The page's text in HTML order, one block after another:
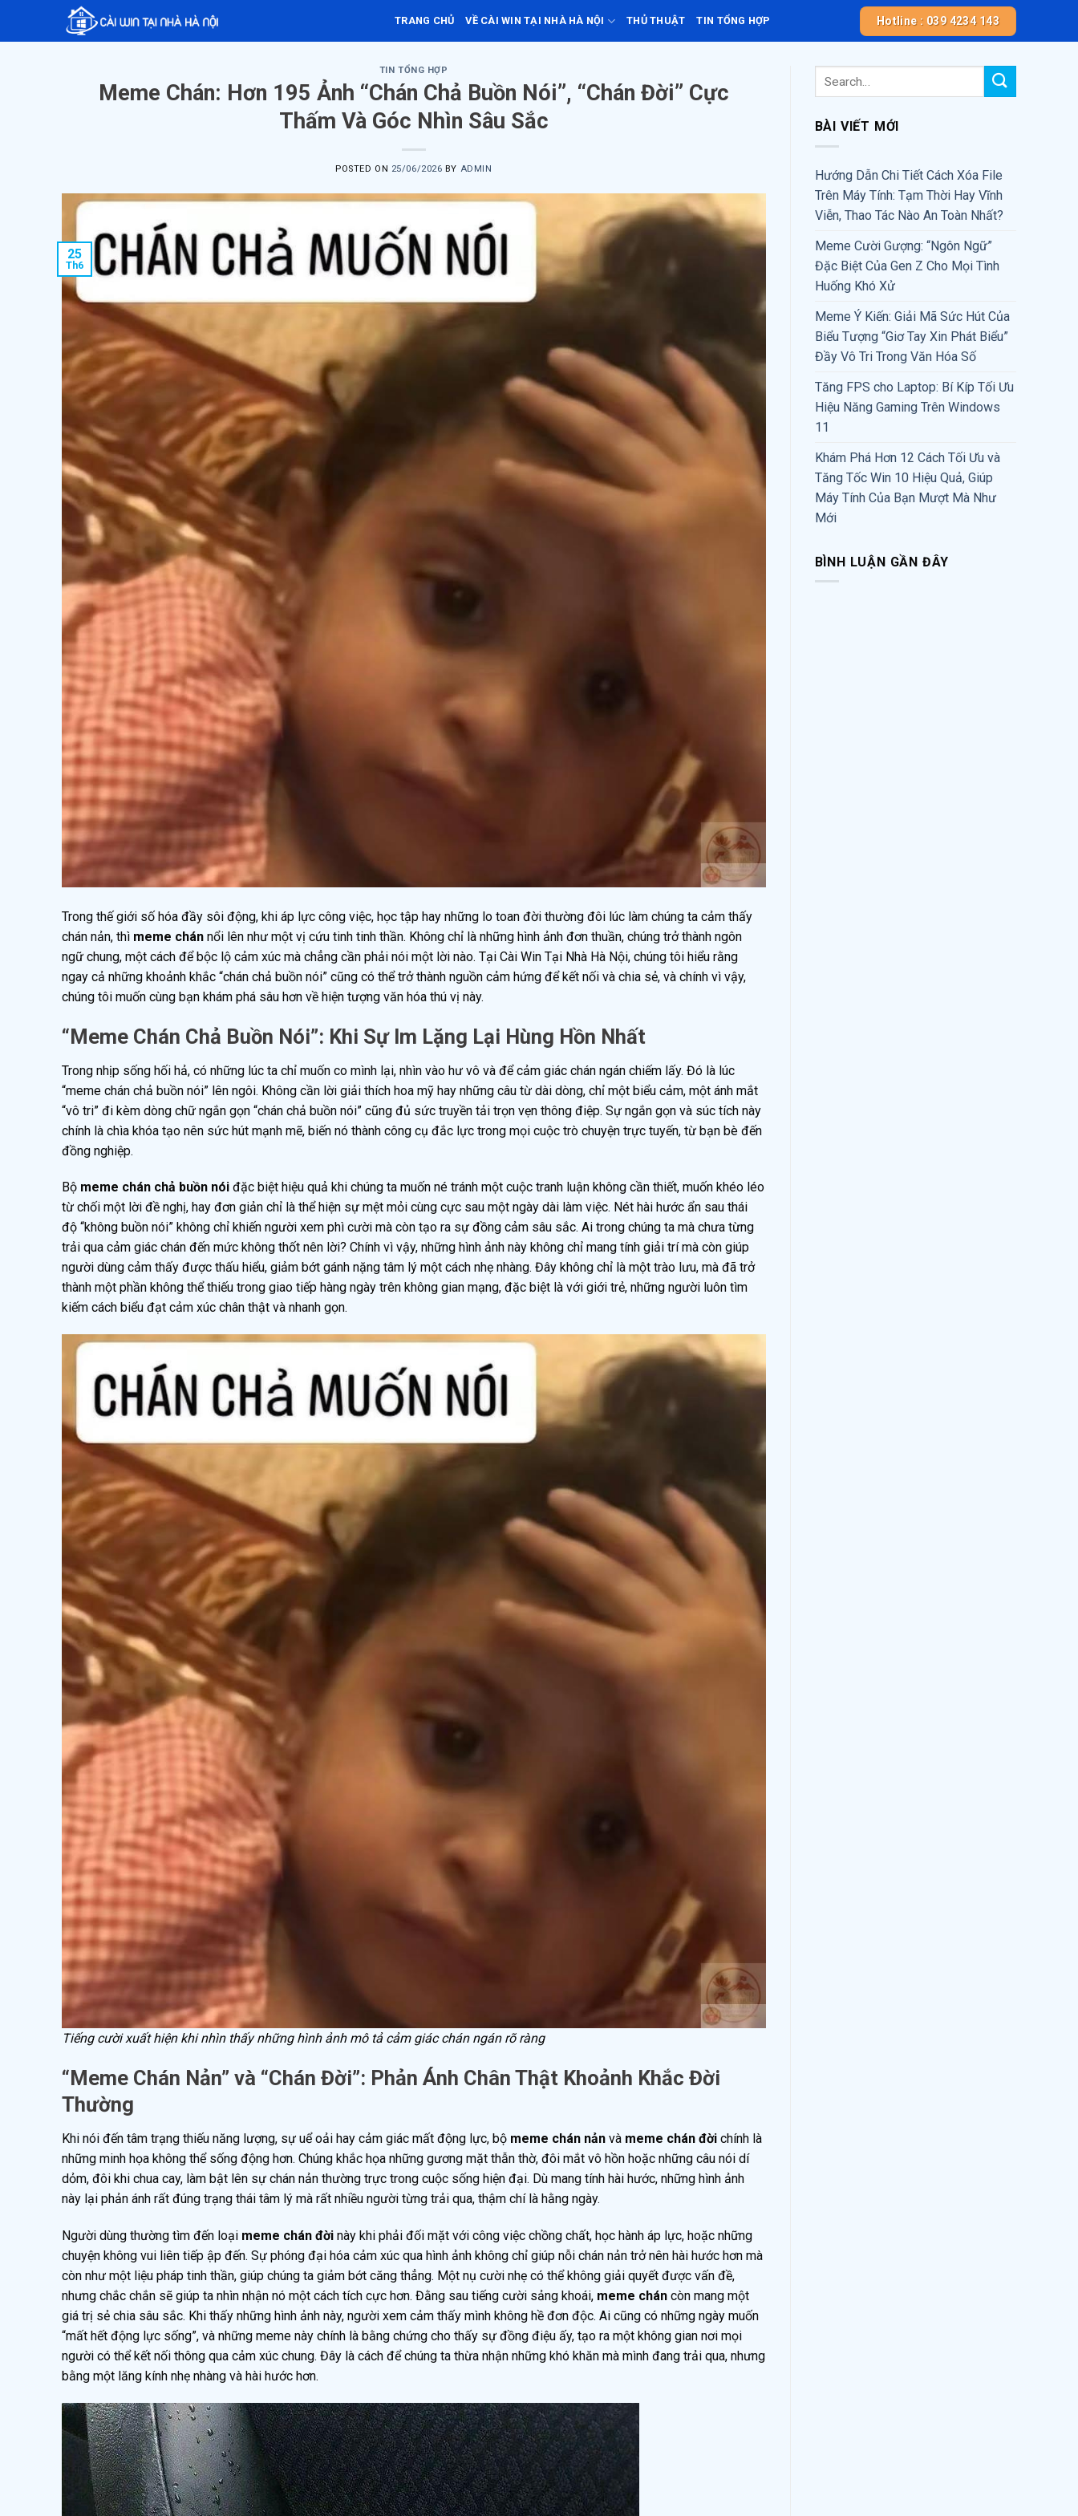
TRANG CHỦ VỀ CÀI WIN TẠI NHÀ HÀ NỘI THỦ THUẬT TIN TỔNG HỢP Hotline : 039 4234 143
TIN TỔNG HỢP
Meme Chán: Hơn 195 Ảnh “Chán Chả Buồn Nói”, “Chán Đời” Cực
Thấm Và Góc Nhìn Sâu Sắc
POSTED ON 25/06/2026 BY ADMIN
25
Th6
Trong thế giới số hóa đầy sôi động, khi áp lực công việc, học tập hay những lo toan đời thường đôi lúc làm chúng ta cảm thấy
chán nản, thì meme chán nổi lên như một vị cứu tinh tinh thần. Không chỉ là những hình ảnh đơn thuần, chúng trở thành ngôn
ngữ chung, một cách để bộc lộ cảm xúc mà chẳng cần phải nói một lời nào. Tại Cài Win Tại Nhà Hà Nội, chúng tôi hiểu rằng
ngay cả những khoảnh khắc “chán chả buồn nói” cũng có thể trở thành nguồn cảm hứng để kết nối và chia sẻ, và chính vì vậy,
chúng tôi muốn cùng bạn khám phá sâu hơn về hiện tượng văn hóa thú vị này.
“Meme Chán Chả Buồn Nói”: Khi Sự Im Lặng Lại Hùng Hồn Nhất
Trong nhịp sống hối hả, có những lúc ta chỉ muốn co mình lại, nhìn vào hư vô và để cảm giác chán ngán chiếm lấy. Đó là lúc
“meme chán chả buồn nói” lên ngôi. Không cần lời giải thích hoa mỹ hay những câu từ dài dòng, chỉ một biểu cảm, một ánh mắt
“vô tri” đi kèm dòng chữ ngắn gọn “chán chả buồn nói” cũng đủ sức truyền tải trọn vẹn thông điệp. Sự ngắn gọn và súc tích này
chính là chìa khóa tạo nên sức hút mạnh mẽ, biến nó thành công cụ đắc lực trong mọi cuộc trò chuyện trực tuyến, từ bạn bè đến
đồng nghiệp.
Bộ meme chán chả buồn nói đặc biệt hiệu quả khi chúng ta muốn né tránh một cuộc tranh luận không cần thiết, muốn khéo léo
từ chối một lời đề nghị, hay đơn giản chỉ là thể hiện sự mệt mỏi cùng cực sau một ngày dài làm việc. Nét hài hước ẩn sau thái
độ “không buồn nói” không chỉ khiến người xem phì cười mà còn tạo ra sự đồng cảm sâu sắc. Ai trong chúng ta mà chưa từng
trải qua cảm giác chán đến mức không thốt nên lời? Chính vì vậy, những hình ảnh này không chỉ mang tính giải trí mà còn giúp
người dùng cảm thấy được thấu hiểu, giảm bớt gánh nặng tâm lý một cách nhẹ nhàng. Đây không chỉ là một trào lưu, mà đã trở
thành một phần không thể thiếu trong giao tiếp hàng ngày trên không gian mạng, đặc biệt là với giới trẻ, những người luôn tìm
kiếm cách biểu đạt cảm xúc chân thật và nhanh gọn.
Tiếng cười xuất hiện khi nhìn thấy những hình ảnh mô tả cảm giác chán ngán rõ ràng
“Meme Chán Nản” và “Chán Đời”: Phản Ánh Chân Thật Khoảnh Khắc Đời
Thường
Khi nói đến tâm trạng thiếu năng lượng, sự uể oải hay cảm giác mất động lực, bộ meme chán nản và meme chán đời chính là
những minh họa không thể sống động hơn. Chúng khắc họa những gương mặt thẫn thờ, đôi mắt vô hồn hoặc những câu nói dí
dỏm, đôi khi chua cay, làm bật lên sự chán nản thường trực trong cuộc sống hiện đại. Dù mang tính hài hước, những hình ảnh
này lại phản ánh rất đúng trạng thái tâm lý mà rất nhiều người từng trải qua, thậm chí là hằng ngày.
Người dùng thường tìm đến loại meme chán đời này khi phải đối mặt với công việc chồng chất, học hành áp lực, hoặc những
chuyện không vui liên tiếp ập đến. Sự phóng đại hóa cảm xúc qua hình ảnh không chỉ giúp nỗi chán nản trở nên hài hước hơn mà
còn như một liệu pháp tinh thần, giúp chúng ta giảm bớt căng thẳng. Một nụ cười nhẹ có thể không giải quyết được vấn đề,
nhưng chắc chắn sẽ giúp ta nhìn nhận nó một cách tích cực hơn. Đằng sau tiếng cười sảng khoái, meme chán còn mang một
giá trị sẻ chia sâu sắc. Khi thấy những hình ảnh này, người xem cảm thấy mình không hề đơn độc. Ai cũng có những ngày muốn
“mất hết động lực sống”, và những meme này chính là bằng chứng cho thấy sự đồng điệu ấy, tạo ra một không gian nơi mọi
người có thể kết nối thông qua cảm xúc chung. Đây là cách để chúng ta thừa nhận những khó khăn mà mình đang trải qua, nhưng
bằng một lăng kính nhẹ nhàng và hài hước hơn.
BÀI VIẾT MỚI
Hướng Dẫn Chi Tiết Cách Xóa File
Trên Máy Tính: Tạm Thời Hay Vĩnh
Viễn, Thao Tác Nào An Toàn Nhất?
Meme Cười Gượng: “Ngôn Ngữ”
Đặc Biệt Của Gen Z Cho Mọi Tình
Huống Khó Xử
Meme Ý Kiến: Giải Mã Sức Hút Của
Biểu Tượng “Giơ Tay Xin Phát Biểu”
Đầy Vô Tri Trong Văn Hóa Số
Tăng FPS cho Laptop: Bí Kíp Tối Ưu
Hiệu Năng Gaming Trên Windows
11
Khám Phá Hơn 12 Cách Tối Ưu và
Tăng Tốc Win 10 Hiệu Quả, Giúp
Máy Tính Của Bạn Mượt Mà Như
Mới
BÌNH LUẬN GẦN ĐÂY